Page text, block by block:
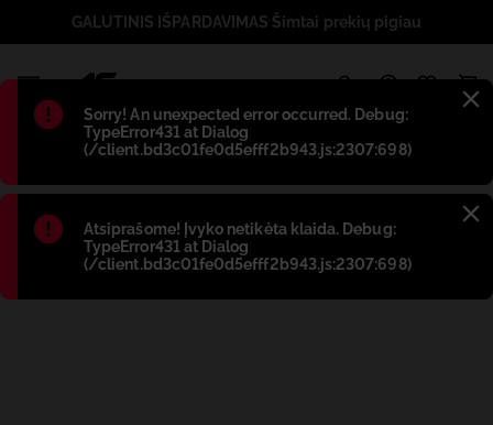
Błąd:
Sorry! An unexpected error occurred. Debug:
TypeError431 at Dialog
(/client.bd3c01fe0d5efff2b943.js:2307:698)
Błąd:
Atsiprašome! Įvyko netikėta klaida. Debug:
TypeError431 at Dialog
(/client.bd3c01fe0d5efff2b943.js:2307:698)
GALUTINIS IŠPARDAVIMAS Šimtai prekių pigiau